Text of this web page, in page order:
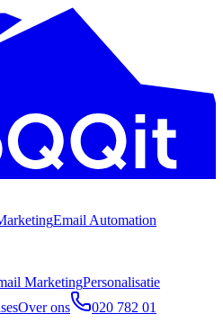
Email Automation
MarketingPersonalisatie
Over ons
020 782 01